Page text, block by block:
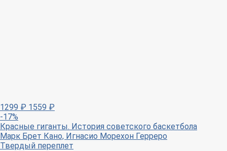
1299 ₽ 1559 ₽
-17%
Красные гиганты. История советского баскетбола
Марк Брет Кано, Игнасио Морехон Герреро
Твердый переплет